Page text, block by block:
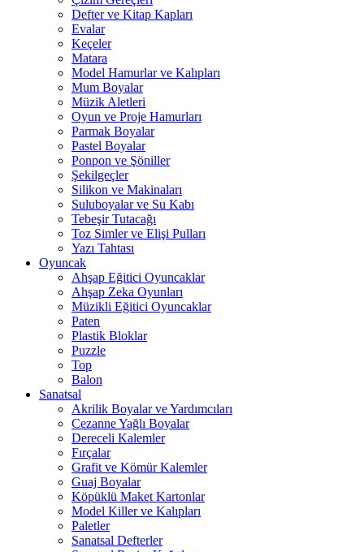
Defter ve Kitap Kapları
Evalar
Keçeler
Matara
Model Hamurlar ve Kalıpları
Mum Boyalar
Müzik Aletleri
Oyun ve Proje Hamurları
Parmak Boyalar
Pastel Boyalar
Ponpon ve Şöniller
Şekilgeçler
Silikon ve Makinaları
Suluboyalar ve Su Kabı
Tebeşir Tutacağı
Toz Simler ve Elişi Pulları
Yazı Tahtası
Oyuncak
Ahşap Eğitici Oyuncaklar
Ahşap Zeka Oyunları
Müzikli Eğitici Oyuncaklar
Paten
Plastik Bloklar
Puzzle
Top
Balon
Sanatsal
Akrilik Boyalar ve Yardımcıları
Cezanne Yağlı Boyalar
Dereceli Kalemler
Fırçalar
Grafit ve Kömür Kalemler
Guaj Boyalar
Köpüklü Maket Kartonlar
Model Killer ve Kalıpları
Paletler
Sanatsal Defterler